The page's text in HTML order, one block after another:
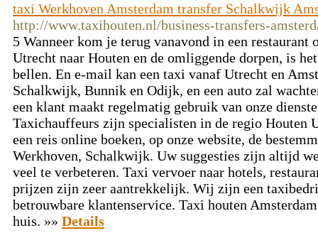
taxi Werkhoven Amsterdam transfer Schalkwijk
http://www.taxihouten.nl/business-transfers-
5 Wanneer kom je terug vanavond in een
Utrecht naar Houten en de omliggende dorpen, is
bellen. En e-mail kan een taxi vanaf Utrecht en
Schalkwijk, Bunnik en Odijk, en een auto zal
een klant maakt regelmatig gebruik van onze
Taxichauffeurs zijn specialisten in de regio Houten
een reis online boeken, op onze website, de
Werkhoven, Schalkwijk. Uw suggesties zijn altijd
veel te verbeteren. Taxi vervoer naar hotels,
prijzen zijn zeer aantrekkelijk. Wij zijn een
betrouwbare klantenservice. Taxi houten
huis. »» Details